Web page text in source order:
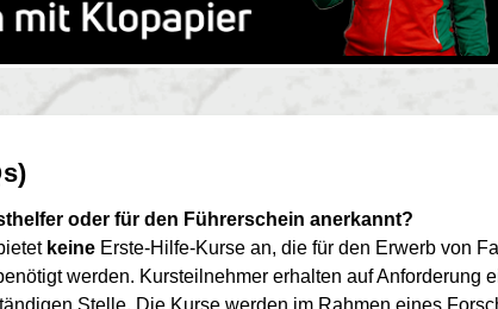
oder für den Führerschein anerkannt?
keine Erste-Hilfe-Kurse an, die für den Erwerb von
werden. Kursteilnehmer erhalten auf Anforderung
Stelle. Die Kurse werden im Rahmen eines